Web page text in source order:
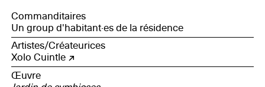
Commanditaires
Un group d'habitant·es de la résidence
Artistes/Créateurices
Xolo Cuintle
Œuvre